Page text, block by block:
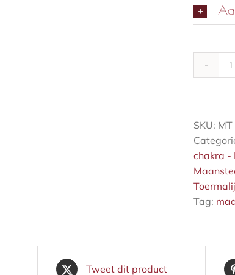
SKU: MT
chakra -
Tag:
Tweet dit product